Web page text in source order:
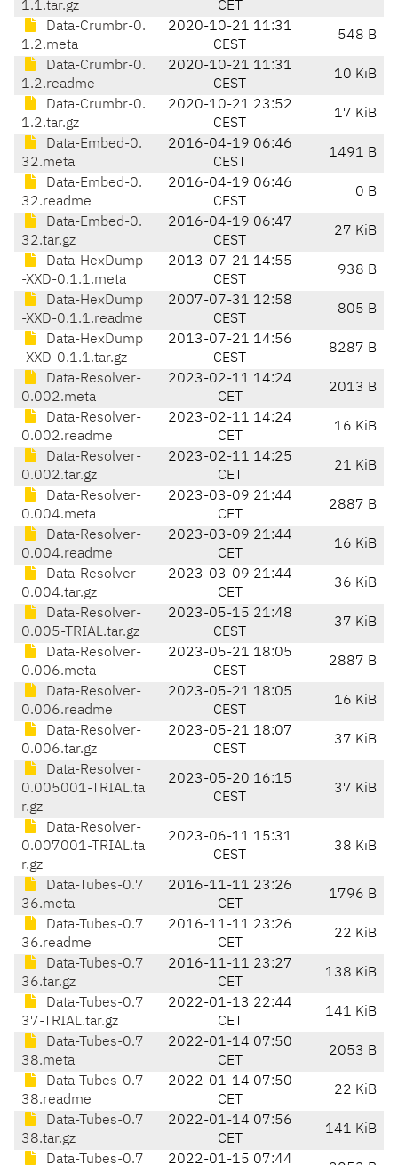
1.1.tar.gz
CET
Data-Crumbr-0.
1.2.meta
2020-10-21 11:31
CEST
548 B
Data-Crumbr-0.
1.2.readme
2020-10-21 11:31
CEST
10 KiB
Data-Crumbr-0.
1.2.tar.gz
2020-10-21 23:52
CEST
17 KiB
Data-Embed-0.
32.meta
2016-04-19 06:46
CEST
1491 B
Data-Embed-0.
32.readme
2016-04-19 06:46
CEST
0 B
Data-Embed-0.
32.tar.gz
2016-04-19 06:47
CEST
27 KiB
Data-HexDump
-XXD-0.1.1.meta
2013-07-21 14:55
CEST
938 B
Data-HexDump
-XXD-0.1.1.readme
2007-07-31 12:58
CEST
805 B
Data-HexDump
-XXD-0.1.1.tar.gz
2013-07-21 14:56
CEST
8287 B
Data-Resolver-
0.002.meta
2023-02-11 14:24
CET
2013 B
Data-Resolver-
0.002.readme
2023-02-11 14:24
CET
16 KiB
Data-Resolver-
0.002.tar.gz
2023-02-11 14:25
CET
21 KiB
Data-Resolver-
0.004.meta
2023-03-09 21:44
CET
2887 B
Data-Resolver-
0.004.readme
2023-03-09 21:44
CET
16 KiB
Data-Resolver-
0.004.tar.gz
2023-03-09 21:44
CET
36 KiB
Data-Resolver-
0.005-TRIAL.tar.gz
2023-05-15 21:48
CEST
37 KiB
Data-Resolver-
0.006.meta
2023-05-21 18:05
CEST
2887 B
Data-Resolver-
0.006.readme
2023-05-21 18:05
CEST
16 KiB
Data-Resolver-
0.006.tar.gz
2023-05-21 18:07
CEST
37 KiB
Data-Resolver-
0.005001-TRIAL.ta
r.gz
2023-05-20 16:15
CEST
37 KiB
Data-Resolver-
0.007001-TRIAL.ta
r.gz
2023-06-11 15:31
CEST
38 KiB
Data-Tubes-0.7
36.meta
2016-11-11 23:26
CET
1796 B
Data-Tubes-0.7
36.readme
2016-11-11 23:26
CET
22 KiB
Data-Tubes-0.7
36.tar.gz
2016-11-11 23:27
CET
138 KiB
Data-Tubes-0.7
37-TRIAL.tar.gz
2022-01-13 22:44
CET
141 KiB
Data-Tubes-0.7
38.meta
2022-01-14 07:50
CET
2053 B
Data-Tubes-0.7
38.readme
2022-01-14 07:50
CET
22 KiB
Data-Tubes-0.7
38.tar.gz
2022-01-14 07:56
CET
141 KiB
Data-Tubes-0.7 2022-01-15 07:44